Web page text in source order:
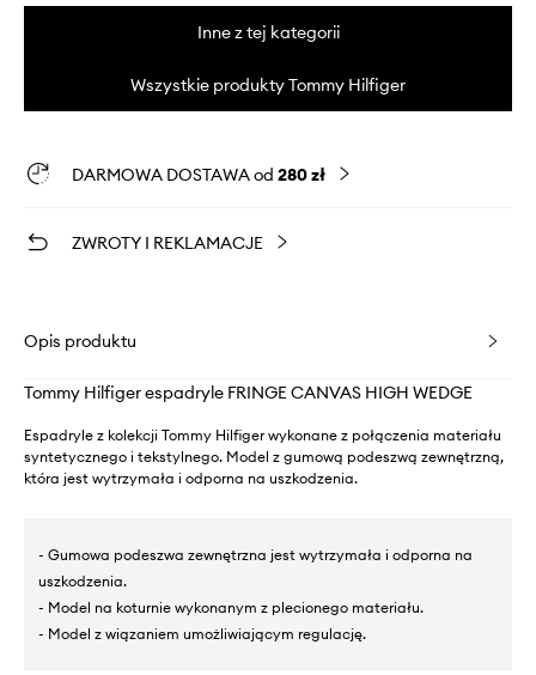
Inne z tej kategorii
Wszystkie produkty Tommy Hilfiger
DARMOWA DOSTAWA od 280 zł
ZWROTY I REKLAMACJE
Opis produktu
Tommy Hilfiger espadryle FRINGE CANVAS HIGH WEDGE
Espadryle z kolekcji Tommy Hilfiger wykonane z połączenia materiału
syntetycznego i tekstylnego. Model z gumową podeszwą zewnętrzną,
która jest wytrzymała i odporna na uszkodzenia.
- Gumowa podeszwa zewnętrzna jest wytrzymała i odporna na
uszkodzenia.
- Model na koturnie wykonanym z plecionego materiału.
- Model z wiązaniem umożliwiającym regulację.